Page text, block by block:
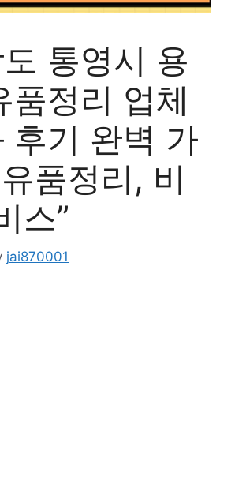
통영시 용
품정리 업체
후기 완벽 가
품정리, 비
스”
jai870001